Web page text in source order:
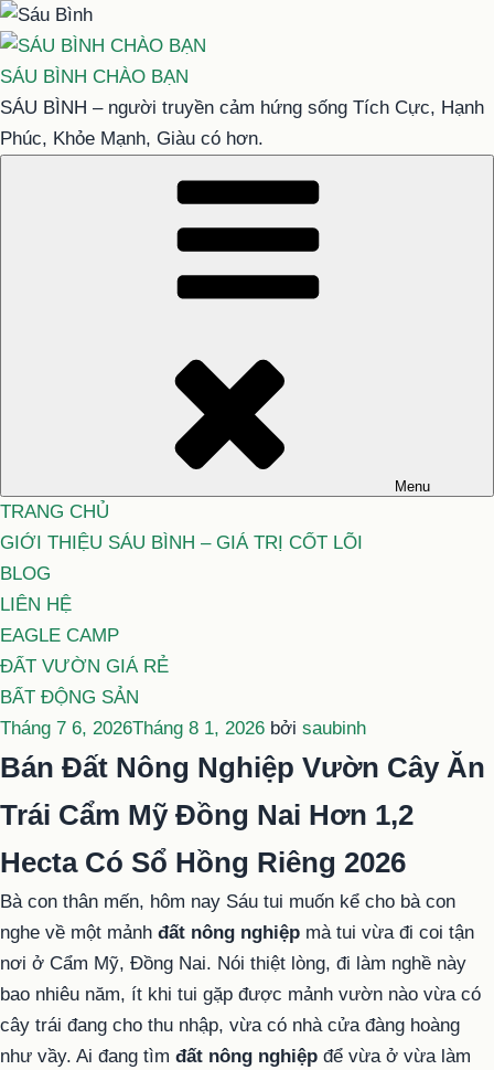
Chuyển
đến
phần
nội
dung
SÁU BÌNH CHÀO BẠN
SÁU BÌNH – người truyền cảm hứng sống Tích Cực, Hạnh
Phúc, Khỏe Mạnh, Giàu có hơn.
Menu
TRANG CHỦ
GIỚI THIỆU SÁU BÌNH – GIÁ TRỊ CỐT LÕI
BLOG
LIÊN HỆ
EAGLE CAMP
ĐẤT VƯỜN GIÁ RẺ
BẤT ĐỘNG SẢN
Đăng
trong
Tháng 7 6, 2026Tháng 8 1, 2026 bởi saubinh
Bán Đất Nông Nghiệp Vườn Cây Ăn
Trái Cẩm Mỹ Đồng Nai Hơn 1,2
Hecta Có Sổ Hồng Riêng 2026
Bà con thân mến, hôm nay Sáu tui muốn kể cho bà con
nghe về một mảnh đất nông nghiệp mà tui vừa đi coi tận
nơi ở Cẩm Mỹ, Đồng Nai. Nói thiệt lòng, đi làm nghề này
bao nhiêu năm, ít khi tui gặp được mảnh vườn nào vừa có
cây trái đang cho thu nhập, vừa có nhà cửa đàng hoàng
như vầy. Ai đang tìm đất nông nghiệp để vừa ở vừa làm